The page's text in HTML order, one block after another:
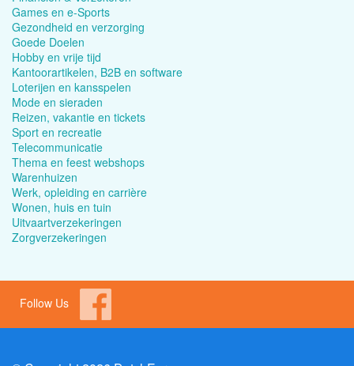
Games en e-Sports
Gezondheid en verzorging
Goede Doelen
Hobby en vrije tijd
Kantoorartikelen, B2B en software
Loterijen en kansspelen
Mode en sieraden
Reizen, vakantie en tickets
Sport en recreatie
Telecommunicatie
Thema en feest webshops
Warenhuizen
Werk, opleiding en carrière
Wonen, huis en tuin
Uitvaartverzekeringen
Zorgverzekeringen
Follow Us